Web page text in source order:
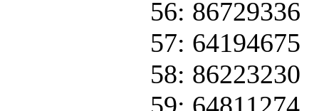
56: 86729336
57: 64194675
58: 86223230